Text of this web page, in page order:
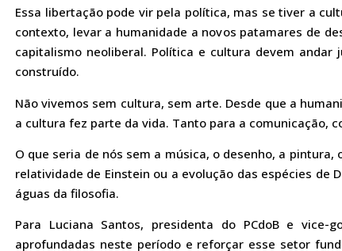
Essa libertação pode vir pela política, mas se tiver a
contexto, levar a humanidade a novos patamares de
capitalismo neoliberal. Política e cultura devem
construído.
Não vivemos sem cultura, sem arte. Desde que a
a cultura fez parte da vida. Tanto para a comunicação,
O que seria de nós sem a música, o desenho, a
relatividade de Einstein ou a evolução das espécies de
águas da filosofia.
Para Luciana Santos, presidenta do PCdoB e vice-
aprofundadas neste período e reforçar esse setor